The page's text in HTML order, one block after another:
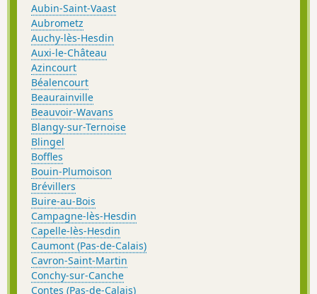
Aubin-Saint-Vaast
Aubrometz
Auchy-lès-Hesdin
Auxi-le-Château
Azincourt
Béalencourt
Beaurainville
Beauvoir-Wavans
Blangy-sur-Ternoise
Blingel
Boffles
Bouin-Plumoison
Brévillers
Buire-au-Bois
Campagne-lès-Hesdin
Capelle-lès-Hesdin
Caumont (Pas-de-Calais)
Cavron-Saint-Martin
Conchy-sur-Canche
Contes (Pas-de-Calais)